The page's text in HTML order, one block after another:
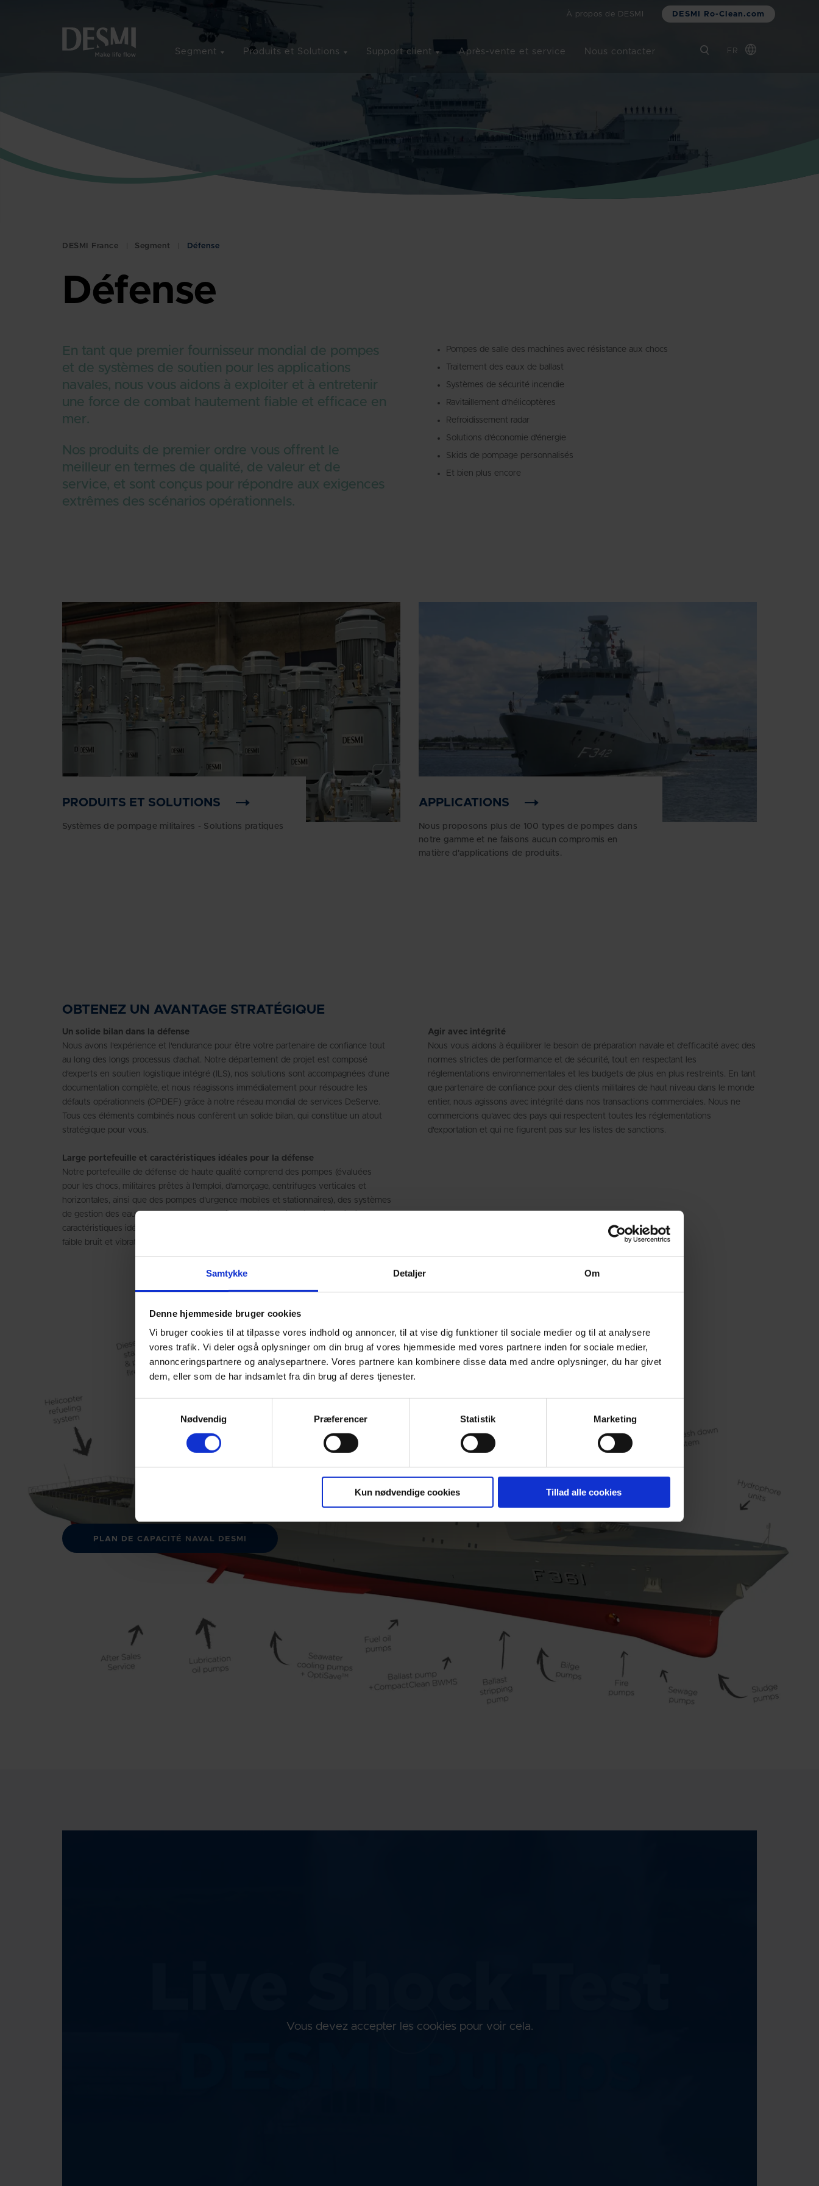
Samtykke Detaljer Om
Denne hjemmeside bruger cookies
Vi bruger cookies til at tilpasse vores indhold og annoncer, til at vise dig funktioner til sociale medier og til at analysere
vores trafik. Vi deler også oplysninger om din brug af vores hjemmeside med vores partnere inden for sociale medier,
annonceringspartnere og analysepartnere. Vores partnere kan kombinere disse data med andre oplysninger, du har givet
dem, eller som de har indsamlet fra din brug af deres tjenester.
Nødvendig
Præferencer Statistik Marketing
Kun nødvendige cookies Tillad alle cookies
À propos de DESMI DESMI Ro-Clean.com
Segment Produits et Solutions Support client Après-vente et service Nous contacter FR
DESMI France Segment Défense
Défense
En tant que premier fournisseur mondial de pompes
et de systèmes de soutien pour les applications
navales, nous vous aidons à exploiter et à entretenir
une force de combat hautement fiable et efficace en
mer.
Nos produits de premier ordre vous offrent le
meilleur en termes de qualité, de valeur et de
service, et sont conçus pour répondre aux exigences
extrêmes des scénarios opérationnels.
Pompes de salle des machines avec résistance aux chocs
Traitement des eaux de ballast
Systèmes de sécurité incendie
Ravitaillement d'hélicoptères
Refroidissement radar
Solutions d'économie d'énergie
Skids de pompage personnalisés
Et bien plus encore
PRODUITS ET SOLUTIONS
Systèmes de pompage militaires - Solutions pratiques
APPLICATIONS
Nous proposons plus de 100 types de pompes dans
notre gamme et ne faisons aucun compromis en
matière d'applications de produits.
OBTENEZ UN AVANTAGE STRATÉGIQUE
Un solide bilan dans la défense
Nous avons l'expérience et l'endurance pour être votre partenaire de confiance tout
au long des longs processus d'achat. Notre département de projet est composé
d'experts en soutien logistique intégré (ILS), nos solutions sont accompagnées d'une
documentation complète, et nous réagissons immédiatement pour résoudre les
défauts opérationnels (OPDEF) grâce à notre réseau mondial de services DeServe.
Tous ces éléments combinés nous confèrent un solide bilan, qui constitue un atout
stratégique pour vous.
Large portefeuille et caractéristiques idéales pour la défense
Notre portefeuille de défense de haute qualité comprend des pompes (évaluées
pour les chocs, militaires prêtes à l'emploi, d'amorçage, centrifuges verticales et
horizontales, ainsi que des pompes d'urgence mobiles et stationnaires), des systèmes
de gestion des eaux de ballast et des systèmes d'économie d'énergie – ainsi que des
caractéristiques idéales pour les applications de défense, telles que des pompes à
faible bruit et vibration pour les frégates de guerre anti-sous-marins (ASWF).
Agir avec intégrité
Nous vous aidons à équilibrer le besoin de préparation navale et d'efficacité avec des
normes strictes de performance et de sécurité, tout en respectant les
réglementations environnementales et les budgets de plus en plus restreints. En tant
que partenaire de confiance pour des clients militaires de haut niveau dans le monde
entier, nous agissons avec intégrité dans nos transactions commerciales. Nous ne
commercions qu'avec des pays qui respectent toutes les réglementations
d'exportation et qui ne figurent pas sur les listes de sanctions.
PLAN DE CAPACITÉ NAVAL DESMI
Vous devez accepter les cookies pour voir cela.